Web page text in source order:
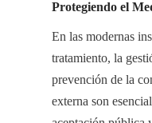
Protegiendo el
En las modernas
tratamiento, la
prevención de la
externa son